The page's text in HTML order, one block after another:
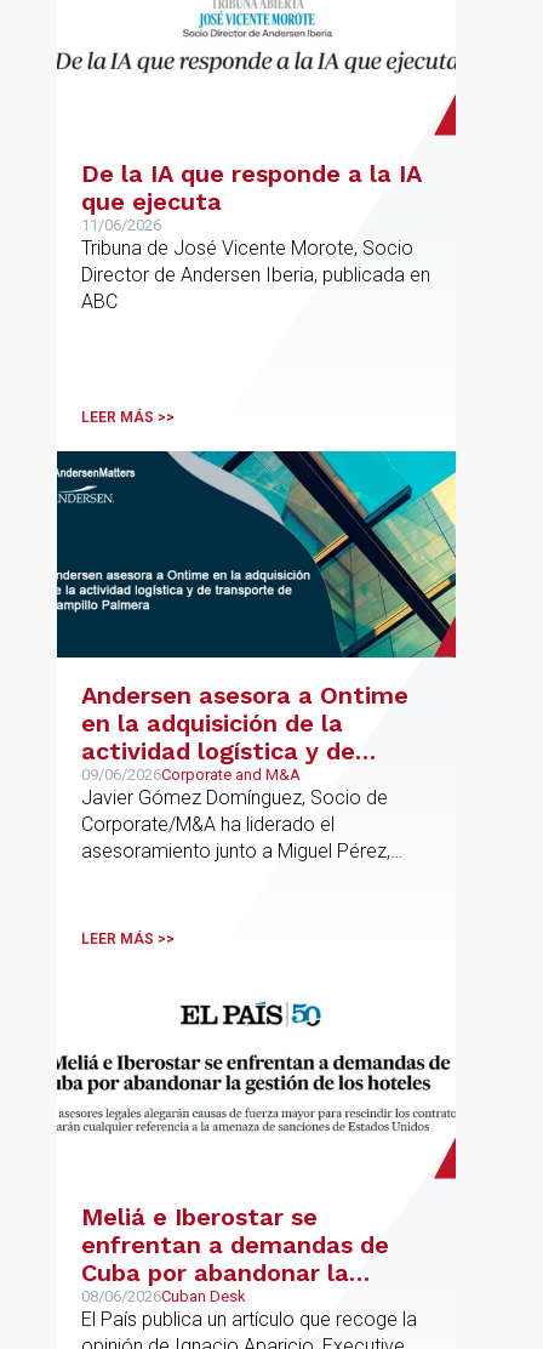
De la IA que responde a la IA
que ejecuta
11/06/2026
Tribuna de José Vicente Morote, Socio
Director de Andersen Iberia, publicada en
ABC
LEER MÁS >>
Andersen asesora a Ontime
en la adquisición de la
actividad logística y de
transporte de Campillo
Palmera
09/06/2026Corporate and M&A
Javier Gómez Domínguez, Socio de
Corporate/M&A ha liderado el
asesoramiento junto a Miguel Pérez,
LEER MÁS >>
Meliá e Iberostar se
enfrentan a demandas de
Cuba por abandonar la
gestión de los hoteles
08/06/2026Cuban Desk
El País publica un artículo que recoge la